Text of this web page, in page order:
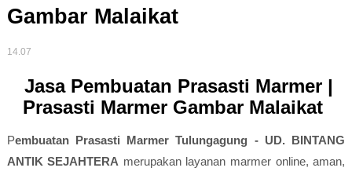
Gambar Malaikat
14.07
Jasa Pembuatan Prasasti Marmer |
Prasasti Marmer Gambar Malaikat
Pembuatan Prasasti Marmer Tulungagung - UD. BINTANG
ANTIK SEJAHTERA merupakan layanan marmer online, aman,